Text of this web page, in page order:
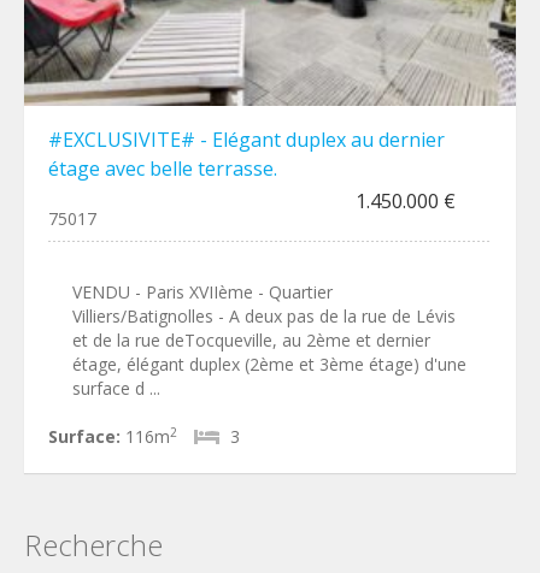
#EXCLUSIVITE# - Elégant duplex au dernier
étage avec belle terrasse.
1.450.000 €
75017
VENDU - Paris XVIIème - Quartier
Villiers/Batignolles - A deux pas de la rue de Lévis
et de la rue deTocqueville, au 2ème et dernier
étage, élégant duplex (2ème et 3ème étage) d'une
surface d ...
Surface: 116m2 3
Recherche